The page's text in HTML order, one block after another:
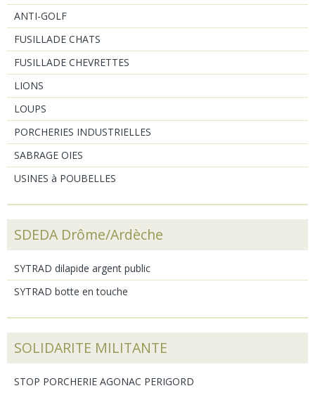
ANTI-GOLF
FUSILLADE CHATS
FUSILLADE CHEVRETTES
LIONS
LOUPS
PORCHERIES INDUSTRIELLES
SABRAGE OIES
USINES à POUBELLES
SDEDA Drôme/Ardèche
SYTRAD dilapide argent public
SYTRAD botte en touche
SOLIDARITE MILITANTE
STOP PORCHERIE AGONAC PERIGORD